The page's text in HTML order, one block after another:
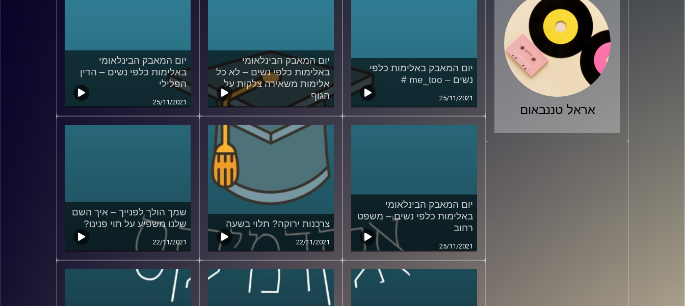
אראל טננבאום
יום המאבק באלימות כלפי
נשים – me_too #
25/11/2021
יום המאבק הבינלאומי
באלימות כלפי נשים – לא כל
אלימות משאירה צלקות על
הגוף
25/11/2021
יום המאבק הבינלאומי
באלימות כלפי נשים – הדין
הפלילי
25/11/2021
יום המאבק הבינלאומי
באלימות כלפי נשים – משפט
רחוב
25/11/2021
צרכנות ירוקה? תלוי בשעה
22/11/2021
שמך הולך לפנייך – איך השם
שלנו משפיע על תוי פנינו?
22/11/2021